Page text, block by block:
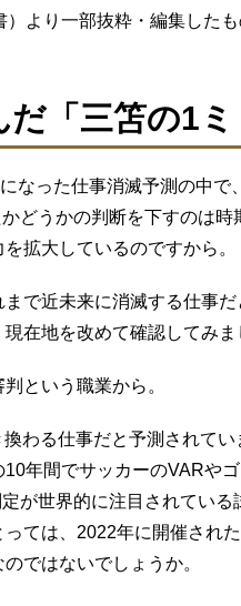
）より一部抜粋・編集したも
「三笘の1ミ
なった仕事消滅予測の中で
どうかの判断を下すのは時
拡大しているのですから。
で近未来に消滅する仕事
在地を改めて確認してみま
という職業から。
わる仕事だと予測されて
年間でサッカーのVARや
が世界的に注目されてい
ては、2022年に開催され
ではないでしょうか。